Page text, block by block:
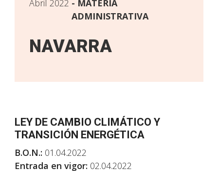
Abril 2022
MATERIA
ADMINISTRATIVA
NAVARRA
LEY DE CAMBIO CLIMÁTICO Y
TRANSICIÓN ENERGÉTICA
B.O.N.: 01.04.2022
Entrada en vigor: 02.04.2022